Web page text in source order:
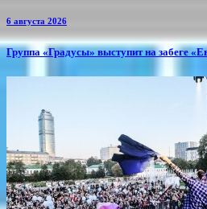
6 августа 2026
​Группа «Градусы» выступит на забеге